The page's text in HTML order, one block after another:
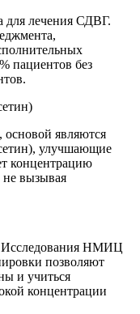
для лечения СДВГ.
пациентов без
являются
улучшающие
концентрацию
не вызывая
Исследования НМИЦ
позволяют
и учиться
концентрации